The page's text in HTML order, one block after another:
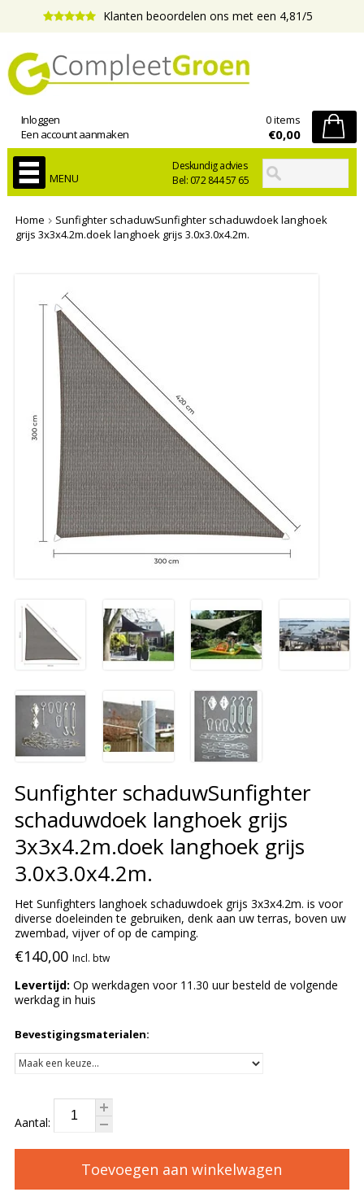
Klanten beoordelen ons met een 4,81/5
Deskundig advies
Bel: 072 844 57 65
Inloggen
Een account aanmaken
0 items
€0,00
MENU
Home
Sunfighter schaduwSunfighter schaduwdoek langhoek
grijs 3x3x4.2m.doek langhoek grijs 3.0x3.0x4.2m.
Sunfighter schaduwSunfighter
schaduwdoek langhoek grijs
3x3x4.2m.doek langhoek grijs
3.0x3.0x4.2m.
Het Sunfighters langhoek schaduwdoek grijs 3x3x4.2m. is voor
diverse doeleinden te gebruiken, denk aan uw terras, boven uw
zwembad, vijver of op de camping.
€140,00 Incl. btw
Levertijd: Op werkdagen voor 11.30 uur besteld de volgende
werkdag in huis
Bevestigingsmaterialen:
Aantal:
Toevoegen aan winkelwagen